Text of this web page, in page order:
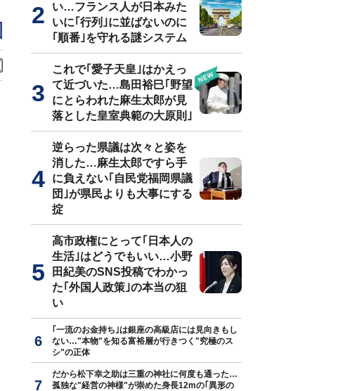
い…フランス人が日本みた
いに｢行列｣に並ばないのに
｢順番｣を守れる謎システム
これで｢愛子天皇｣はかえっ
て近づいた…島田裕巳｢野望
にとらわれた麻生太郎が見
落とした皇室典範の大原則｣
逆らった県議は次々と姿を
消した…麻生太郎ですら手
に負えない｢自民党福岡県議
団｣が県民よりも大事にする
掟
高市政権にとって｢日本人の
生活｣はどうでもいい…小野
田紀美のSNS投稿でわかっ
た｢外国人政策｣の本当の狙
い
｢一流のお金持ち｣は銀座の高級店には見向きもし
ない…"本物"を知る富裕層が行きつく"究極のス
シ"の正体
だから松下幸之助は三重の神社に何度も通った…
孤独な"経営の神様"が崇めた身長12mの｢異形の